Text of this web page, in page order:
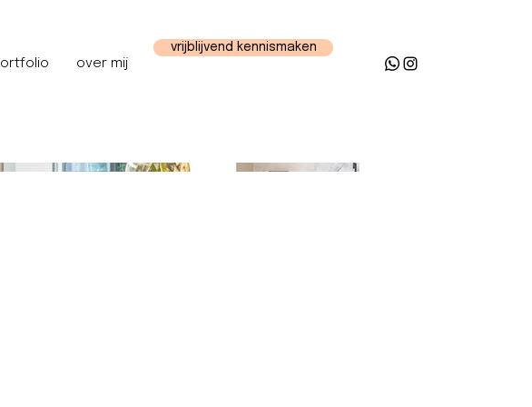
over mij
vrijblijvend kennismaken